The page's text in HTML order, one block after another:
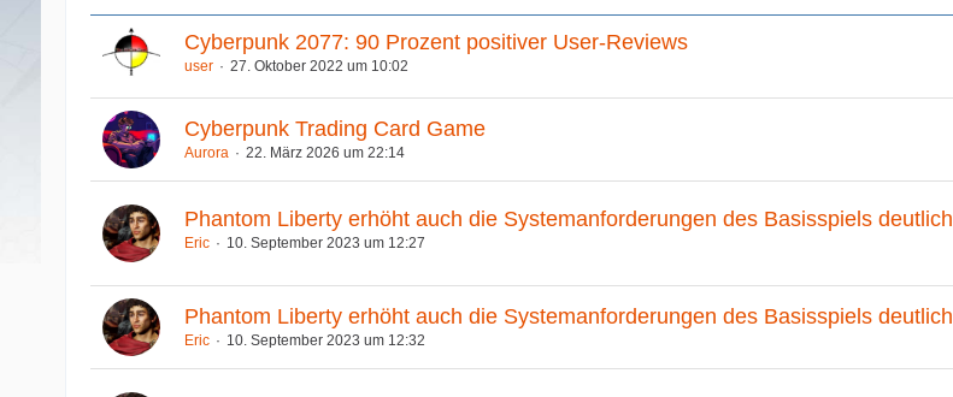
Cyberpunk 2077: 90 Prozent positiver User-Reviews
user 27. Oktober 2022 um 10:02
Cyberpunk Trading Card Game
Aurora 22. März 2026 um 22:14
Phantom Liberty erhöht auch die Systemanforderungen des Basisspiels deutlich
Eric 10. September 2023 um 12:27
Phantom Liberty erhöht auch die Systemanforderungen des Basisspiels deutlich
Eric 10. September 2023 um 12:32